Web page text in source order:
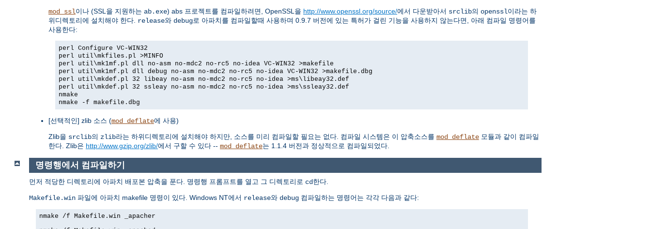
mod_ssl이나 (SSL을 지원하는 ab.exe) abs 프로젝트를 컴파일하려면, OpenSSL을 http://www.openssl.org/source/에서 다운받아서 srclib의 openssl이라는 하
위디렉토리에 설치해야 한다. release와 debug로 아파치를 컴파일할때 사용하며 0.9.7 버전에 있는 특허가 걸린 기능을 사용하지 않는다면, 아래 컴파일 명령어를
사용한다:
perl Configure VC-WIN32
perl util\mkfiles.pl >MINFO
perl util\mk1mf.pl dll no-asm no-mdc2 no-rc5 no-idea VC-WIN32 >makefile
perl util\mk1mf.pl dll debug no-asm no-mdc2 no-rc5 no-idea VC-WIN32 >makefile.dbg
perl util\mkdef.pl 32 libeay no-asm no-mdc2 no-rc5 no-idea >ms\libeay32.def
perl util\mkdef.pl 32 ssleay no-asm no-mdc2 no-rc5 no-idea >ms\ssleay32.def
nmake
nmake -f makefile.dbg
[선택적인] zlib 소스 (mod_deflate에 사용)
Zlib을 srclib의 zlib라는 하위디렉토리에 설치해야 하지만, 소스를 미리 컴파일할 필요는 없다. 컴파일 시스템은 이 압축소스를 mod_deflate 모듈과 같이 컴파일
한다. Zlib은 http://www.gzip.org/zlib/에서 구할 수 있다 -- mod_deflate는 1.1.4 버전과 정상적으로 컴파일되었다.
명령행에서 컴파일하기
먼저 적당한 디렉토리에 아파치 배포본 압축을 푼다. 명령행 프롬프트를 열고 그 디렉토리로 cd한다.
Makefile.win 파일에 아파치 makefile 명령이 있다. Windows NT에서 release와 debug 컴파일하는 명령어는 각각 다음과 같다:
nmake /f Makefile.win _apacher